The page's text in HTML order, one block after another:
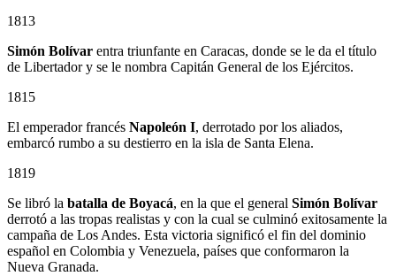
1813
Simón Bolívar entra triunfante en Caracas, donde se le da el título
de Libertador y se le nombra Capitán General de los Ejércitos.
1815
El emperador francés Napoleón I, derrotado por los aliados,
embarcó rumbo a su destierro en la isla de Santa Elena.
1819
Se libró la batalla de Boyacá, en la que el general Simón Bolívar
derrotó a las tropas realistas y con la cual se culminó exitosamente la
campaña de Los Andes. Esta victoria significó el fin del dominio
español en Colombia y Venezuela, países que conformaron la
Nueva Granada.